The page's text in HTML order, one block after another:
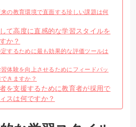
の教育環境で直面する珍しい課題は何
て高度に直感的な学習スタイルを
か？
するために最も効果的な評価ツールは
体験を向上させるためにフィードバッ
きますか？
を支援するために教育者が採用で
スは何ですか？